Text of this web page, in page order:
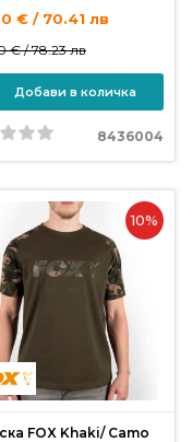
€ / 70.41 лв
€ /78.23 лв
Добави в количка
8436004
10%
FOX Khaki/ Camo